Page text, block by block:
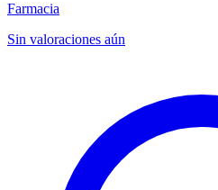
Farmacia
Sin valoraciones aún